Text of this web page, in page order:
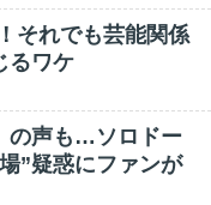
それでも芸能関係
るワケ
の声も…ソロドー
”疑惑にファンが